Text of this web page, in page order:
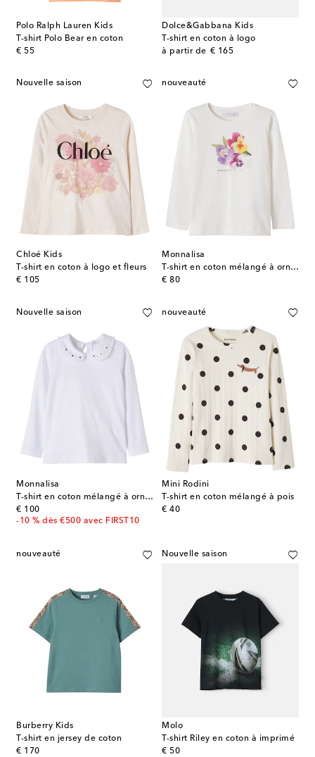
Polo Ralph Lauren Kids
T-shirt Polo Bear en coton
€ 55
original price
Dolce&Gabbana Kids
T-shirt en coton à logo
à partir de € 165
original price
Nouvelle saison
Chloé Kids
T-shirt en coton à logo et fleurs
€ 105
original price
nouveauté
Monnalisa
T-shirt en coton mélangé à ornements
€ 80
original price
Nouvelle saison
Monnalisa
T-shirt en coton mélangé à ornements
€ 100
original price
-10 % dès €500 avec FIRST10
nouveauté
Mini Rodini
T-shirt en coton mélangé à pois
€ 40
original price
nouveauté
Burberry Kids
T-shirt en jersey de coton
€ 170
original price
Nouvelle saison
Molo
T-shirt Riley en coton à imprimé
€ 50
original price